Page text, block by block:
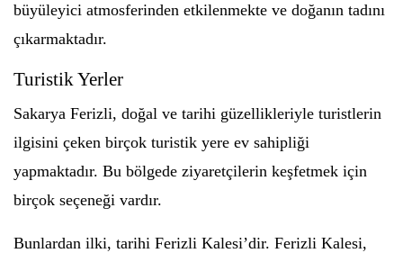
büyüleyici atmosferinden etkilenmekte ve doğanın tadını
çıkarmaktadır.
Turistik Yerler
Sakarya Ferizli, doğal ve tarihi güzellikleriyle turistlerin
ilgisini çeken birçok turistik yere ev sahipliği
yapmaktadır. Bu bölgede ziyaretçilerin keşfetmek için
birçok seçeneği vardır.
Bunlardan ilki, tarihi Ferizli Kalesi’dir. Ferizli Kalesi,